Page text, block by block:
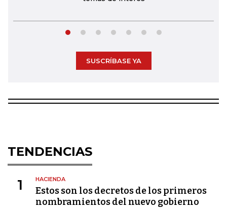
SUSCRÍBASE YA
TENDENCIAS
1 HACIENDA
Estos son los decretos de los primeros
nombramientos del nuevo gobierno